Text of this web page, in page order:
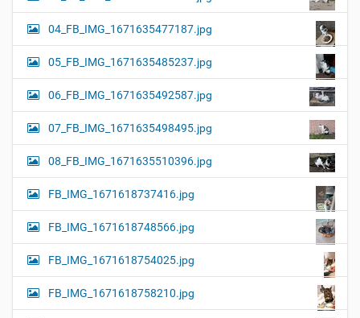
04_FB_IMG_1671635477187.jpg
05_FB_IMG_1671635485237.jpg
06_FB_IMG_1671635492587.jpg
07_FB_IMG_1671635498495.jpg
08_FB_IMG_1671635510396.jpg
FB_IMG_1671618737416.jpg
FB_IMG_1671618748566.jpg
FB_IMG_1671618754025.jpg
FB_IMG_1671618758210.jpg